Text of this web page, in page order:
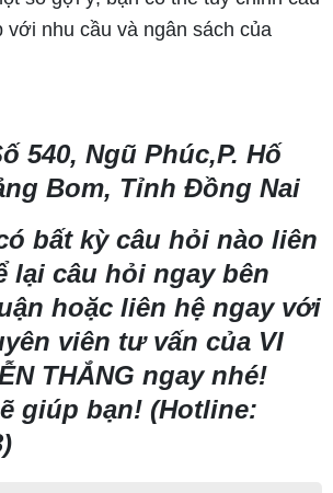
với nhu cầu và ngân sách của
540, Ngũ Phúc,P. Hố
Bom, Tỉnh Đồng Nai
bất kỳ câu hỏi nào liên
lại câu hỏi ngay bên
hoặc liên hệ ngay với
viên tư vấn của VI
THẮNG ngay nhé!
giúp bạn! (Hotline: